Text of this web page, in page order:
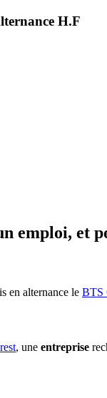
H.F
emploi, et
en alternance le BTS
, une entreprise